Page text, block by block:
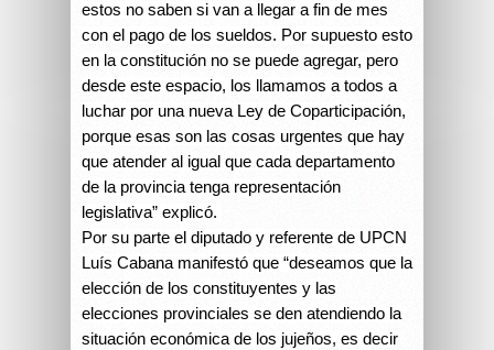
estos no saben si van a llegar a fin de mes
con el pago de los sueldos. Por supuesto esto
en la constitución no se puede agregar, pero
desde este espacio, los llamamos a todos a
luchar por una nueva Ley de Coparticipación,
porque esas son las cosas urgentes que hay
que atender al igual que cada departamento
de la provincia tenga representación
legislativa” explicó.
Por su parte el diputado y referente de UPCN
Luís Cabana manifestó que “deseamos que la
elección de los constituyentes y las
elecciones provinciales se den atendiendo la
situación económica de los jujeños, es decir